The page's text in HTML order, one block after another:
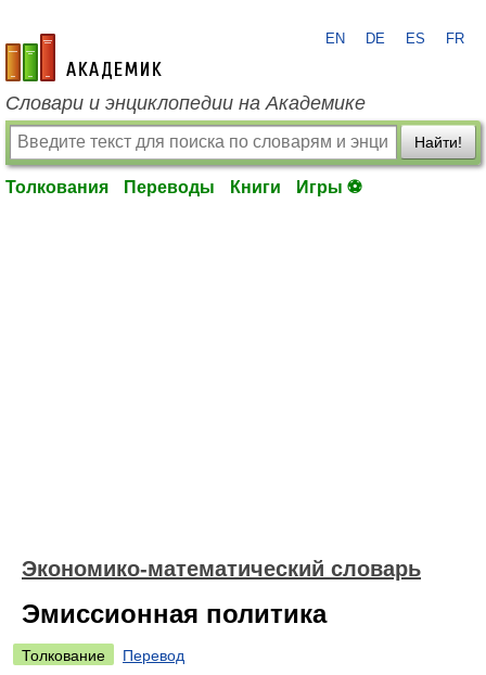
academic.ru
EN DE ES FR
Словари и энциклопедии на Академике
Найти!
Толкования Переводы Книги Игры ⚽
Экономико-математический словарь
Эмиссионная политика
Толкование
Перевод